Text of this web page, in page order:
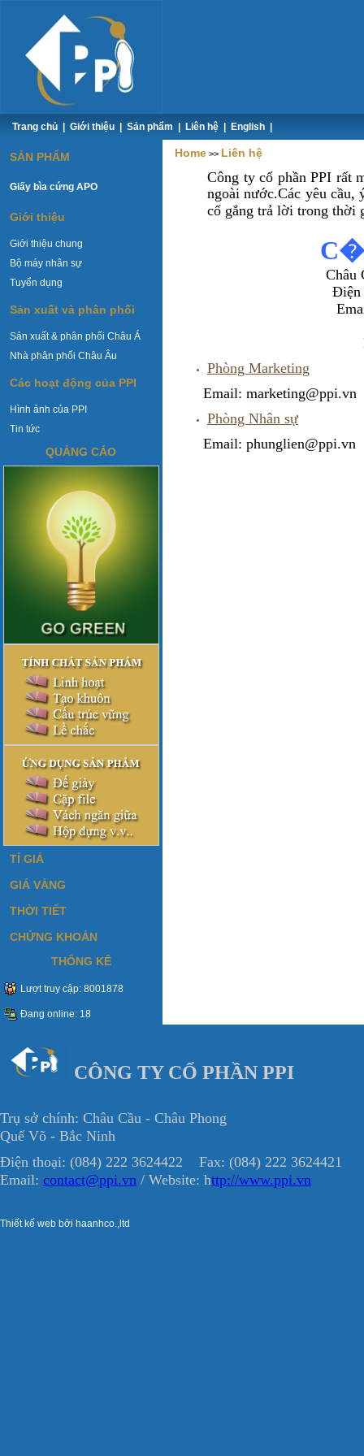
Trang chủ Giới thiệu Sản phẩm Liên hệ English
SẢN PHẨM
Giấy bìa cứng APO
Giới thiệu
Giới thiệu chung
Bộ máy nhân sự
Tuyển dụng
Sản xuất và phân phối
Sản xuất & phân phối Châu Á
Nhà phân phối Châu Âu
Các hoạt động của PPI
Hình ảnh của PPI
Tin tức
QUẢNG CÁO
TỈ GIÁ
GIÁ VÀNG
THỜI TIẾT
CHỨNG KHOÁN
THỐNG KÊ
Lượt truy cập: 8001878
Đang online: 18
Home >> Liên hệ
Công ty cổ phần PPI rất
ngoài nước.Các yêu cầu,
cố gắng trả lời trong thời
Châu
Điện
Phòng Marketing
Email: marketing@ppi.vn
Phòng Nhân sự
Email: phunglien@ppi.vn
CÔNG TY CỔ PHẦN PPI
Trụ sở chính: Châu Cầu - Châu Phong
Quế Võ - Bắc Ninh
Điện thoại: (084) 222 3624422 Fax: (084) 222 3624421
Email: contact@ppi.vn / Website: http://www.ppi.vn
Thiết kế web bởi haanhco.,ltd